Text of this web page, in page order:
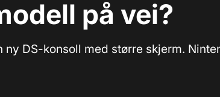
på vei?
ny DS-konsoll med større skjerm.